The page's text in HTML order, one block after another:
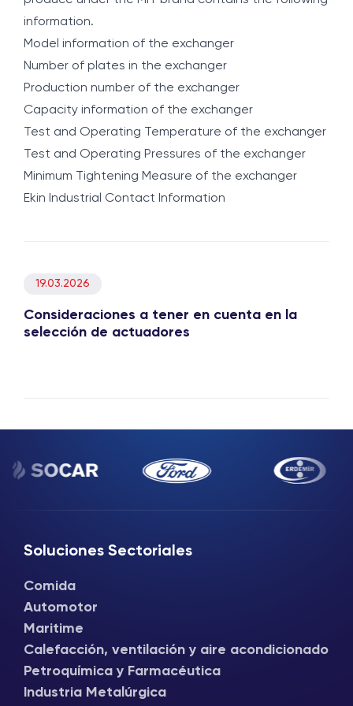
information.
Model information of the exchanger
Number of plates in the exchanger
Production number of the exchanger
Capacity information of the exchanger
Test and Operating Temperature of the exchanger
Test and Operating Pressures of the exchanger
Minimum Tightening Measure of the exchanger
Ekin Industrial Contact Information
19.03.2026
Consideraciones a tener en cuenta en la
selección de actuadores
Soluciones Sectoriales
Comida
Automotor
Maritime
Calefacción, ventilación y aire acondicionado
Petroquímica y Farmacéutica
Industria Metalúrgica